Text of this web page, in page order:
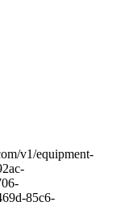
v1/equipment-
85c6-